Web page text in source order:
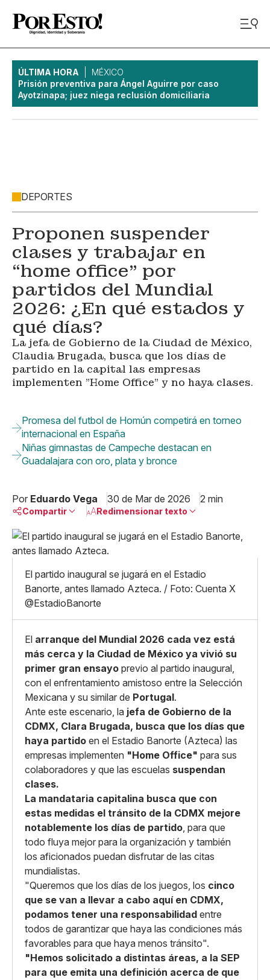
ÚLTIMA HORA
MÉXICO
Prisión preventiva para Ángel Aguirre por caso
Ayotzinapa; juez niega reclusión domiciliaria
DEPORTES
Proponen suspender
clases y trabajar en
“home office” por
partidos del Mundial
2026: ¿En qué estados y
qué días?
La jefa de Gobierno de la Ciudad de México,
Claudia Brugada, busca que los días de
partido en la capital las empresas
implementen "Home Office" y no haya clases.
Promesa del futbol de Homún competirá en torneo
internacional en España
Niñas gimnastas de Campeche destacan en
Guadalajara con oro, plata y bronce
Por Eduardo Vega 30 de Mar de 2026 2 min
Compartir
Linkedin
X
Whatsapp
Copiar enlace
Redimensionar texto
Grande
El partido inaugural se jugará en el Estadio
Banorte, antes llamado Azteca. / Foto: Cuenta X
@EstadioBanorte
El arranque del Mundial 2026 cada vez está
más cerca y la Ciudad de México ya vivió su
primer gran ensayo previo al partido inaugural,
con el enfrentamiento amistoso entre la Selección
Mexicana y su similar de Portugal.
Ante este escenario, la jefa de Gobierno de la
CDMX, Clara Brugada, busca que los días que
haya partido en el Estadio Banorte (Azteca) las
empresas implementen "Home Office" para sus
colaboradores y que las escuelas suspendan
clases.
La mandataria capitalina busca que con
estas medidas el tránsito de la CDMX mejore
notablemente los días de partido, para que
todo fluya mejor para la organización y también
los aficionados puedan disfrutar de las citas
mundialistas.
"Queremos que los días de los juegos, los cinco
que se van a llevar a cabo aquí en CDMX,
podamos tener una responsabilidad entre
todos de garantizar que haya las condiciones más
favorables para que haya menos tránsito".
"Hemos solicitado a distintas áreas, a la SEP
para que emita una definición acerca de que